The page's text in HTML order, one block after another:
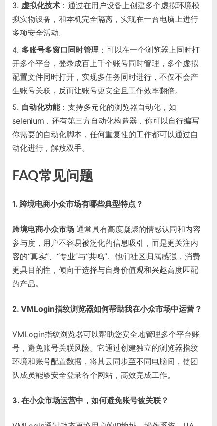
虚拟化技术 ：通过在用户设备上创建多个虚拟环境模
拟实物设备，和本机完全隔离，实现在一台电脑上进行
多项安全活动。
多账号多窗口同时管理 ：可以在一个浏览器上同时打
开多个平台，登录成百上千个账号同时管理，多个虚拟
配置文件同时打开，实现多任务同时进行，不仅不会产
生账号关联，反而让账号更安全且工作效率翻倍。
自动化功能：支持多元化的浏览器自动化，如
selenium，还有第三方自动化构造器，你可以自行编写
你需要的自动化脚本，任何重复性的工作都可以通过自
动化进行，解放双手。
FAQ常见问题
1. 跨境电商小众市场有哪些典型特点？
跨境电商小众市场 通常具有高度凝聚的情感认同和内容
参与度，用户不容易被泛化的信息吸引，而是更关注内
容的“真实”、“专业”与“共鸣”。他们社区归属感强，消费
更具目的性，倾向于选择与自身价值观和兴趣高度匹配
的产品。
2. VMLogin指纹浏览器如何帮助我在小众市场中运营？
VMLogin指纹浏览器可以帮助您安全地管理多个平台账
号，避免账号关联风险。它通过创建独立的浏览器指纹
环境和账号配置数据，将其云同步至不同电脑间，使团
队成员能够安全登录各个网站，高效完成工作。
3. 在小众市场运营中，如何避免账号被关联？